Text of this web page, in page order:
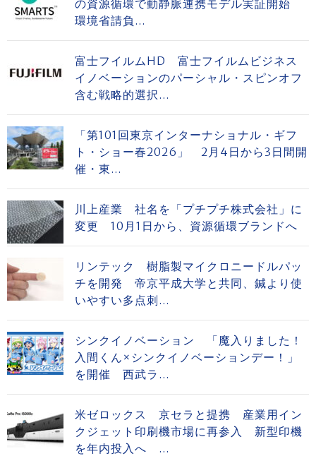
の資源循環で動静脈連携モデル実証開始
環境省請負...
富士フイルムHD 富士フイルムビジネス
イノベーションのパーシャル・スピンオフ
含む戦略的選択...
「第101回東京インターナショナル・ギフ
ト・ショー春2026」 2月4日から3日間開
催・東...
川上産業 社名を「プチプチ株式会社」に
変更 10月1日から、資源循環ブランドへ
リンテック 樹脂製マイクロニードルパッ
チを開発 帝京平成大学と共同、鍼より使
いやすい多点刺...
シンクイノベーション 「魔入りました！
入間くん×シンクイノベーションデー！」
を開催 西武ラ...
米ゼロックス 京セラと提携 産業用イン
クジェット印刷機市場に再参入 新型印機
を年内投入へ ...